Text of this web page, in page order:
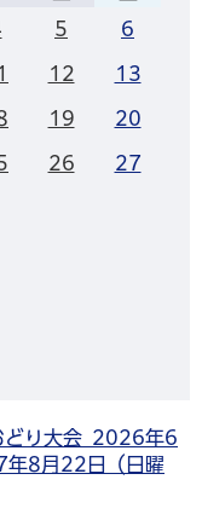
5 6
12 13
19 20
26 27
どり大会 2026年6
年8月22日（日曜